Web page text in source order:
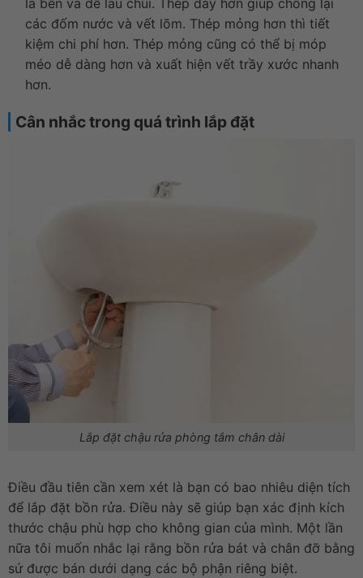
các đốm nước và vết lõm. Thép mỏng hơn thì tiết
kiệm chi phí hơn. Thép mỏng cũng có thể bị móp
méo dễ dàng hơn và xuất hiện vết trầy xước nhanh
hơn.
Cân nhắc trong quá trình lắp đặt
Lắp đặt chậu rửa phòng tắm chân dài
Điều đầu tiên cần xem xét là bạn có bao nhiêu diện tích
để lắp đặt bồn rửa. Điều này sẽ giúp bạn xác định kích
thước chậu phù hợp cho không gian của mình. Một lần
nữa tôi muốn nhắc lại rằng bồn rửa bát và chân đỡ bằng
sứ được bán dưới dạng các bộ phận riêng biệt.